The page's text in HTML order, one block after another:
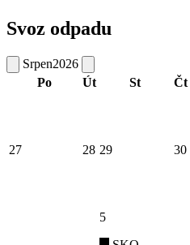
Svoz odpadu
Srpen2026
Po
Út St Čt
27 28 29 30
5